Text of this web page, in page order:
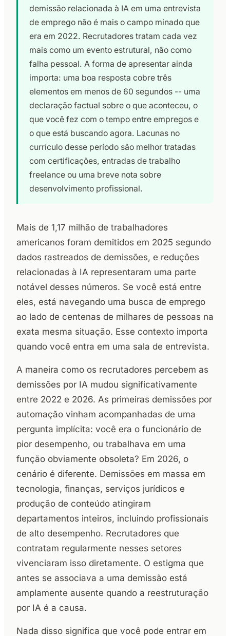
demissão relacionada à IA em uma entrevista
de emprego não é mais o campo minado que
era em 2022. Recrutadores tratam cada vez
mais como um evento estrutural, não como
falha pessoal. A forma de apresentar ainda
importa: uma boa resposta cobre três
elementos em menos de 60 segundos -- uma
declaração factual sobre o que aconteceu, o
que você fez com o tempo entre empregos e
o que está buscando agora. Lacunas no
currículo desse período são melhor tratadas
com certificações, entradas de trabalho
freelance ou uma breve nota sobre
desenvolvimento profissional.
Mais de 1,17 milhão de trabalhadores
americanos foram demitidos em 2025 segundo
dados rastreados de demissões, e reduções
relacionadas à IA representaram uma parte
notável desses números. Se você está entre
eles, está navegando uma busca de emprego
ao lado de centenas de milhares de pessoas na
exata mesma situação. Esse contexto importa
quando você entra em uma sala de entrevista.
A maneira como os recrutadores percebem as
demissões por IA mudou significativamente
entre 2022 e 2026. As primeiras demissões por
automação vinham acompanhadas de uma
pergunta implícita: você era o funcionário de
pior desempenho, ou trabalhava em uma
função obviamente obsoleta? Em 2026, o
cenário é diferente. Demissões em massa em
tecnologia, finanças, serviços jurídicos e
produção de conteúdo atingiram
departamentos inteiros, incluindo profissionais
de alto desempenho. Recrutadores que
contratam regularmente nesses setores
vivenciaram isso diretamente. O estigma que
antes se associava a uma demissão está
amplamente ausente quando a reestruturação
por IA é a causa.
Nada disso significa que você pode entrar em